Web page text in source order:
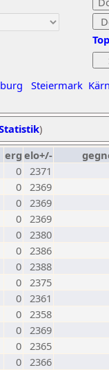
Steiermark
)
erg elo+/-
0 2371
0 2369
0 2369
0 2369
0 2380
0 2386
0 2388
0 2375
0 2361
0 2358
0 2369
0 2365
0 2366